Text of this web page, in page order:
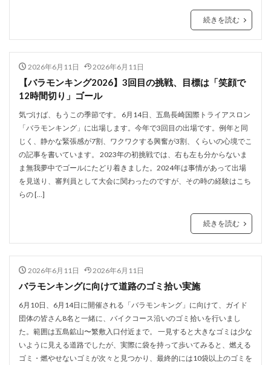
続きを読む
2026年6月11日 2026年6月11日
【バラモンキング2026】3回目の挑戦、目標は「笑顔で
12時間切り」ゴール
気づけば、もうこの季節です。 6月14日、五島長崎国際トライアスロン
「バラモンキング」に出場します。今年で3回目の出場です。例年と同
じく、静かな緊張感が7割、ワクワクする興奮が3割、くらいの心境でこ
の記事を書いています。 2023年の初挑戦では、右も左も分からないま
ま無我夢中でゴールにたどり着きました。2024年は事情があって出場
を見送り、審判員として大会に関わったのですが、その時の経験はこち
らの […]
続きを読む
2026年6月11日 2026年6月11日
バラモンキングに向けて道路のゴミ拾い実施
6月10日、6月14日に開催される「バラモンキング」に向けて、ガイド
団体の皆さん8名と一緒に、バイクコース沿いのゴミ拾いを行いまし
た。範囲は五島鉱山〜繁敷入口付近まで。 一見すると大きなゴミは少な
いように見える道路でしたが、実際に袋を持って歩いてみると、燃える
ゴミ・燃やせないゴミが次々と見つかり、最終的には10袋以上のゴミを